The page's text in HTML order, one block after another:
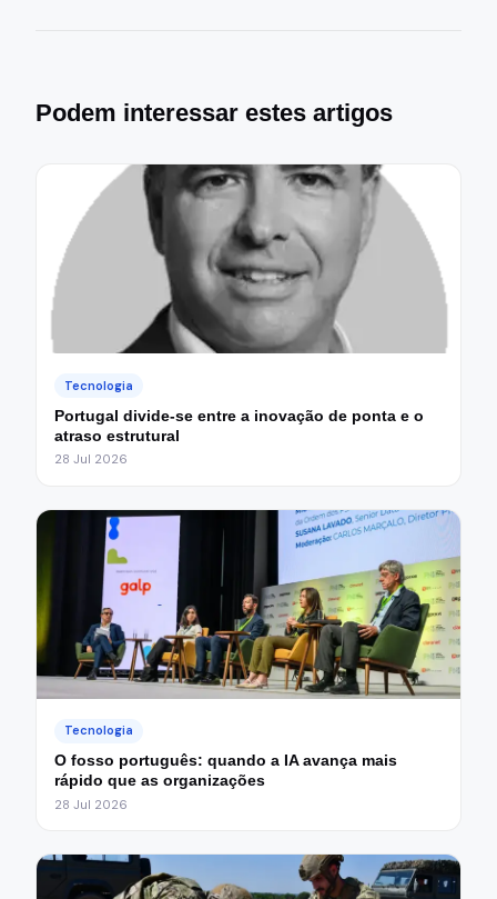
Podem interessar estes artigos
Tecnologia
Portugal divide-se entre a inovação de ponta e o
atraso estrutural
28 Jul 2026
Tecnologia
O fosso português: quando a IA avança mais
rápido que as organizações
28 Jul 2026